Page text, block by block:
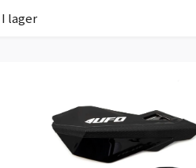
I lager